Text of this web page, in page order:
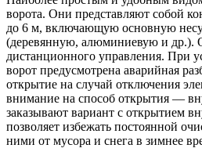
ворота. Они представляют собой
до 6 м, включающую основную
(деревянную, алюминиевую и др.).
дистанционного управления. При
ворот предусмотрена аварийная
открытие на случай отключения
внимание на способ открытия —
заказывают вариант с открытием
позволяет избежать постоянной
ними от мусора и снега в зимнее